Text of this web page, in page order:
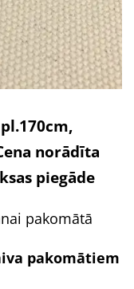
norādīta
piegāde
pakomātā
pakomātiem